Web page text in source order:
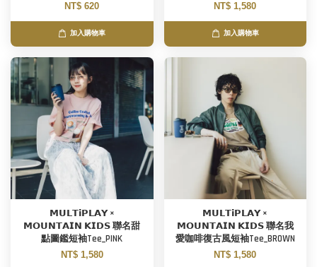
NT$ 620
加入購物車
NT$ 1,580
加入購物車
𝗠𝗨𝗟𝗧𝗶𝗣𝗟𝗔𝗬 ×
𝗠𝗢𝗨𝗡𝗧𝗔𝗜𝗡 𝗞𝗜𝗗𝗦 聯名甜
點圖鑑短袖Tee_PINK
NT$ 1,580
𝗠𝗨𝗟𝗧𝗶𝗣𝗟𝗔𝗬 ×
𝗠𝗢𝗨𝗡𝗧𝗔𝗜𝗡 𝗞𝗜𝗗𝗦 聯名我
愛咖啡復古風短袖Tee_BROWN
NT$ 1,580